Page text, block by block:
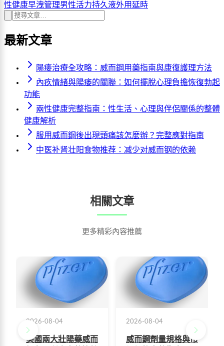
性健康早洩管理男性活力持久液外用延時
最新文章
陽痿治療全攻略：威而鋼用藥指南與康復護理方法
內疚情緒與陽痿的關聯：如何擺脫心理負擔恢復勃起
功能
兩性健康完整指南：性生活、心理與伴侶關係的整體
健康解析
服用威而鋼後出現頭痛該怎麼辦？完整應對指南
中医补肾壮阳食物推荐：减少对威而钢的依赖
相關文章
更多精彩內容推薦
2026-08-04
美國兩大壯陽藥威而
2026-08-04
威而鋼劑量規格與市